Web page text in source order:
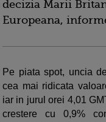
decizia Marii
Europeana,
Pe piata spot, uncia
cea mai ridicata
iar in jurul orei 4,01
crestere cu 0,9%